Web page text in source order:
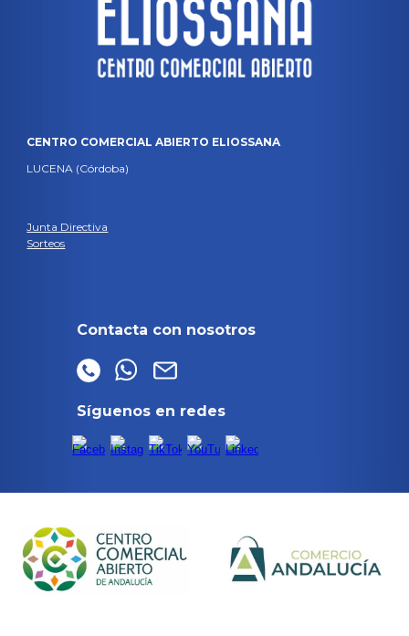
CENTRO COMERCIAL ABIERTO ELIOSSANA
LUCENA (Córdoba)
Junta Directiva
Sorteos
Contacta con nosotros
Síguenos en redes